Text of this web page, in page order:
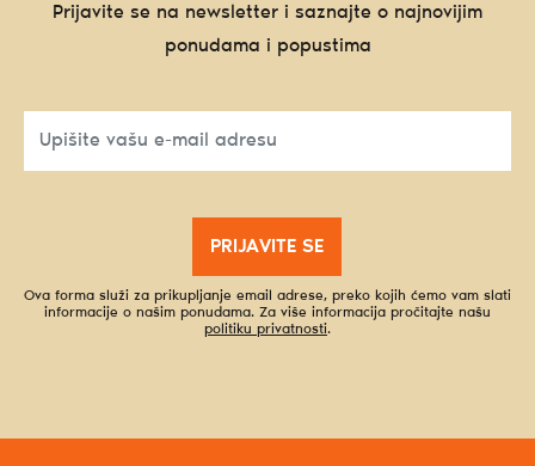
Prijavite se na newsletter i saznajte o najnovijim
ponudama i popustima
PRIJAVITE SE
Ova forma služi za prikupljanje email adrese, preko kojih ćemo vam slati
informacije o našim ponudama. Za više informacija pročitajte našu
politiku privatnosti.